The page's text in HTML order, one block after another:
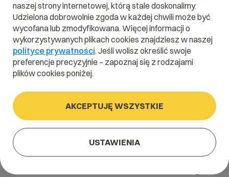
Roczny -17% Miesięczny
now Basic
50
naszej strony internetowej, którą stale doskonalimy.
Udzielona dobrowolnie zgoda w każdej chwili może być
wycofana lub zmodyfikowana. Więcej informacji o
wykorzystywanych plikach cookies znajdziesz w naszej
polityce prywatności. Jeśli wolisz określić swoje
preferencje precyzyjnie – zapoznaj się z rodzajami
plików cookies poniżej.
AKCEPTUJĘ WSZYSTKIE
USTAWIENIA